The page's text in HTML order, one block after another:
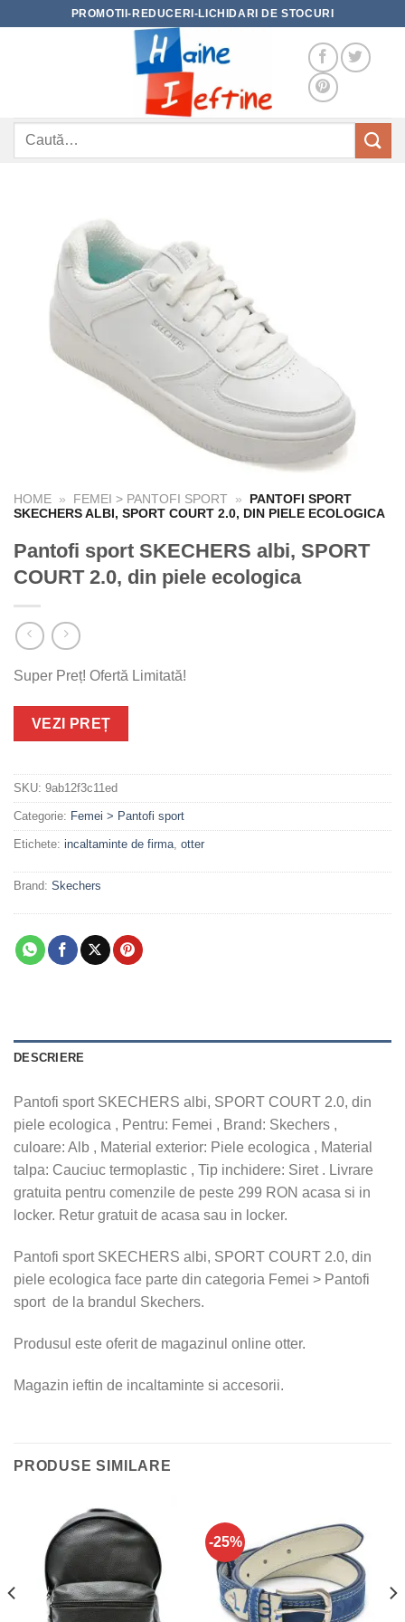
PROMOTII-REDUCERI-LICHIDARI DE STOCURI
Caută
HOME » FEMEI > PANTOFI SPORT »
PANTOFI SPORT
SKECHERS ALBI, SPORT COURT 2.0, DIN PIELE ECOLOGICA
Pantofi sport SKECHERS albi, SPORT
COURT 2.0, din piele ecologica
Super Preț! Ofertă Limitată!
VEZI PREȚ
SKU: 9ab12f3c11ed
Categorie: Femei > Pantofi sport
Etichete: incaltaminte de firma, otter
Brand: Skechers
DESCRIERE
Pantofi sport SKECHERS albi, SPORT COURT 2.0, din
piele ecologica , Pentru: Femei , Brand: Skechers ,
culoare: Alb , Material exterior: Piele ecologica , Material
talpa: Cauciuc termoplastic , Tip inchidere: Siret . Livrare
gratuita pentru comenzile de peste 299 RON acasa si in
locker. Retur gratuit de acasa sau in locker.
Pantofi sport SKECHERS albi, SPORT COURT 2.0, din
piele ecologica face parte din categoria Femei > Pantofi
sport de la brandul Skechers.
Produsul este oferit de magazinul online otter.
Magazin ieftin de incaltaminte si accesorii.
PRODUSE SIMILARE
-25%